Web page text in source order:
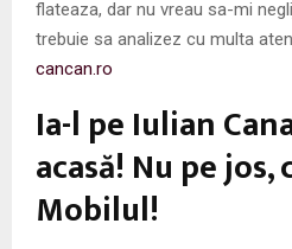
flateaza, dar nu vreau sa-mi
trebuie sa analizez cu multa
cancan.ro
Ia-l pe Iulian
acasă! Nu pe jos,
Mobilul!